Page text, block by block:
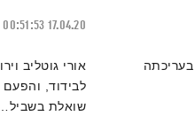
17.04.20
00:51:53
אורי גוטליב
לבידוד,
שואלת